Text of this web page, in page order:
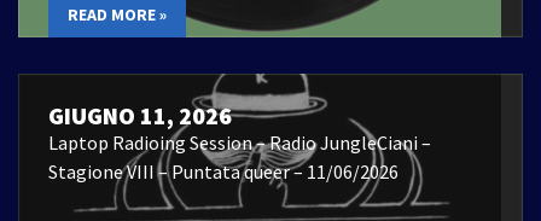
READ MORE »
GIUGNO 11, 2026
Laptop Radioing Session – Radio JungleCiani –
Stagione VIII – Puntata queer – 11/06/2026